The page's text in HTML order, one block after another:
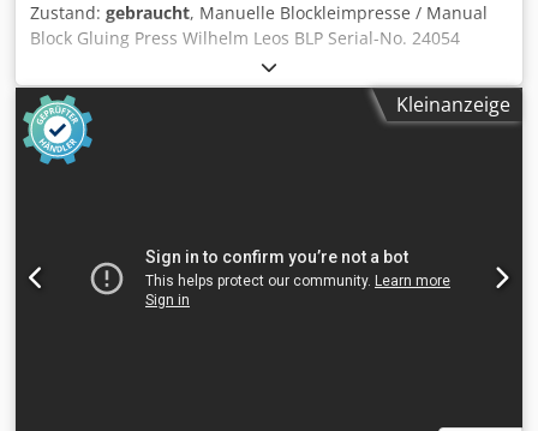
Zustand: gebraucht, Manuelle Blockleimpresse / Manual
Block Gluing Press Wilhelm Leos BLP Serial-No. 24054
Chjdpfx Ajyrdyqsp Aoa Pressfläche Breite / Pressarea width
max. 420m Einlegetiefe / Insertion Depth max. 500mm
Fahrbar auf Rollen / mobile on wheels Blockleimpressen
werden für die Blockverleimung in der Weiterverarbeitung
von Druckerzeugnissen, z.B. beim Ableimen von Blöcken
for block gluing in the further processing of printed
products, e.g., for the gluing of blocks and brochures.
Paper stacks are pressed evenly, thus ensuring clean
Kleinanzeige